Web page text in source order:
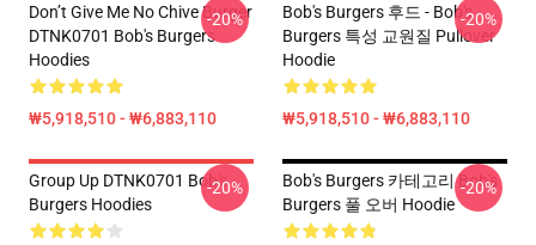
Don’t Give Me No Chive Burger
DTNK0701 Bob's Burgers
Hoodies
₩5,918,510 - ₩6,883,110
-20%
Bob's Burgers 후드 - Bob's
Burgers 특성 교원질 Pullover
Hoodie
₩5,918,510 - ₩6,883,110
-20%
Group Up DTNK0701 Bob's
Burgers Hoodies
-20%
Bob's Burgers 카테고리 Bob's
Burgers 풀 오버 Hoodie
-20%